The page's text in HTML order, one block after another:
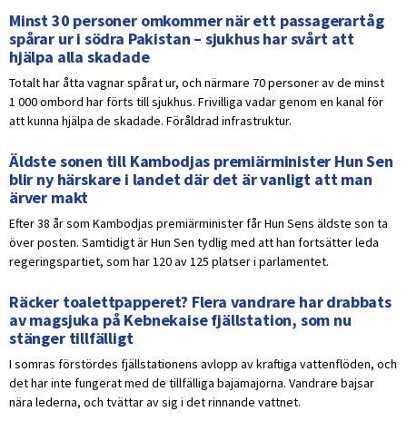
Minst 30 personer omkommer när ett passagerartåg
spårar ur i södra Pakistan – sjukhus har svårt att
hjälpa alla skadade
Totalt har åtta vagnar spårat ur, och närmare 70 personer av de minst
1 000 ombord har förts till sjukhus. Frivilliga vadar genom en kanal för
att kunna hjälpa de skadade. Föråldrad infrastruktur.
Äldste sonen till Kambodjas premiärminister Hun Sen
blir ny härskare i landet där det är vanligt att man
ärver makt
Efter 38 år som Kambodjas premiärminister får Hun Sens äldste son ta
över posten. Samtidigt är Hun Sen tydlig med att han fortsätter leda
regeringspartiet, som har 120 av 125 platser i parlamentet.
Räcker toalettpapperet? Flera vandrare har drabbats
av magsjuka på Kebnekaise fjällstation, som nu
stänger tillfälligt
I somras förstördes fjällstationens avlopp av kraftiga vattenflöden, och
det har inte fungerat med de tillfälliga bajamajorna. Vandrare bajsar
nära lederna, och tvättar av sig i det rinnande vattnet.